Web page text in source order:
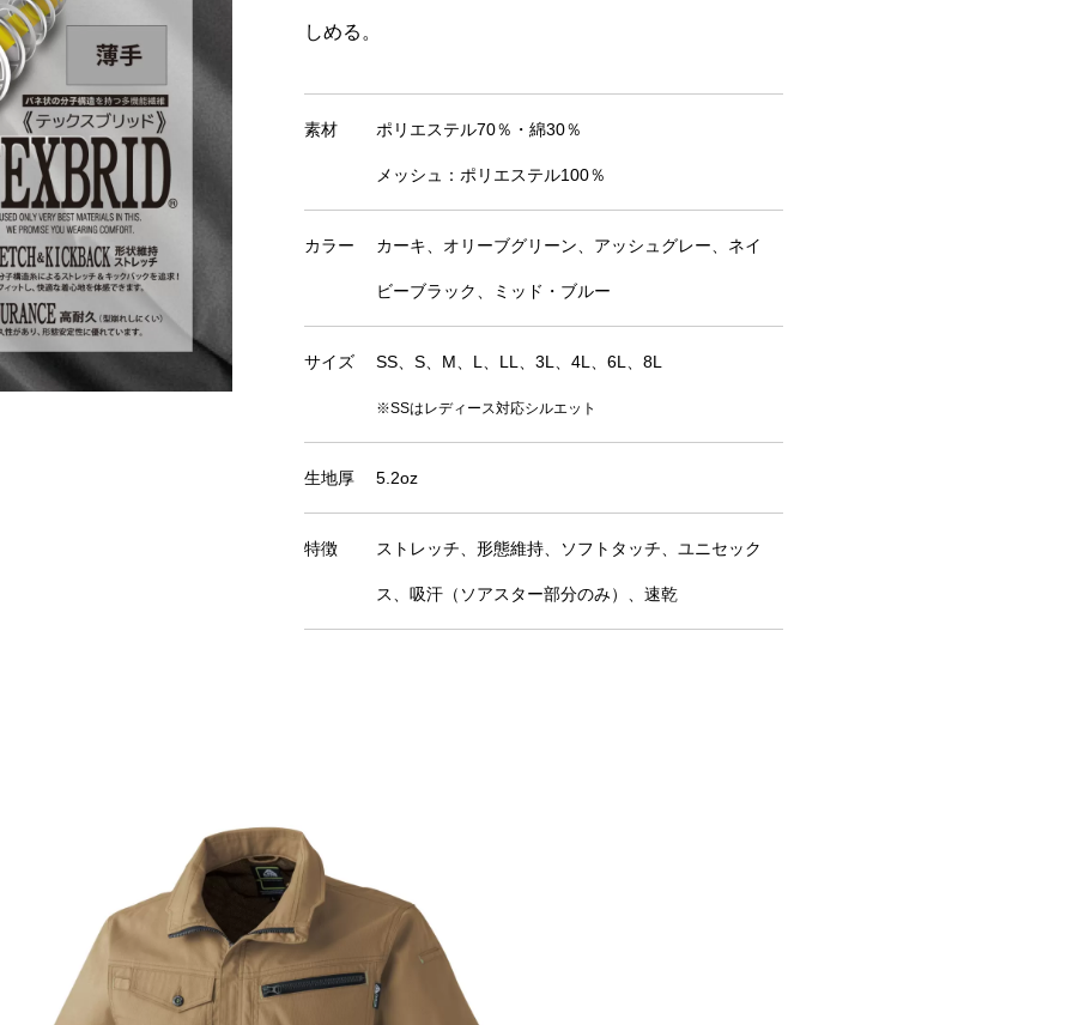
しめる。
素材 ポリエステル70％・綿30％
メッシュ：ポリエステル100％
カラー カーキ、オリーブグリーン、アッシュグレー、ネイ
ビーブラック、ミッド・ブルー
サイズ SS、S、M、L、LL、3L、4L、6L、8L
※SSはレディース対応シルエット
生地厚 5.2oz
特徴 ストレッチ、形態維持、ソフトタッチ、ユニセック
ス、吸汗（ソアスター部分のみ）、速乾